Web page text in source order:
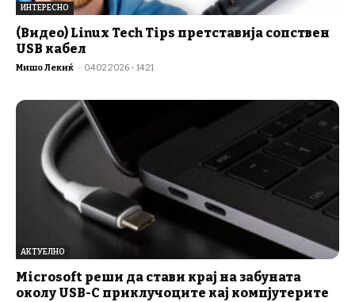
ИНТЕРЕСНО
(Видео) Linux Tech Tips претставија сопствен
USB кабел
Мишо Лекиќ - 04.02.2026 - 14:21
АКТУЕЛНО
Microsoft реши да стави крај на забуната
околу USB-C приклучоците кај компјутерите